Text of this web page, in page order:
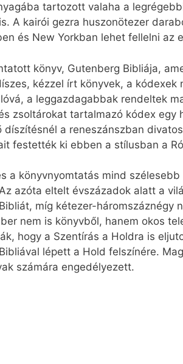
tartozott valaha a
A kairói gezra huszonötezer
és New Yorkban lehet fellelni az
könyv, Gutenberg Bibliája,
kézzel írt könyvek, a
a leggazdagabbak rendeltek
zsoltárokat tartalmazó kódex egy
a reneszánszban
festették ki ebben a stílusban a
a könyvnyomtatás mind
azóta eltelt évszázadok alatt a
míg kétezer-háromszáznégy
nem is könyvből, hanem okos
hogy a Szentírás a Holdra is
lépett a Hold felszínére.
számára engedélyezett.